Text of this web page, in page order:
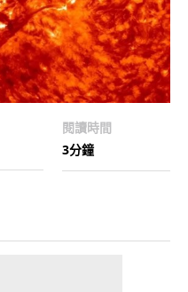
閱讀時間
3分鐘